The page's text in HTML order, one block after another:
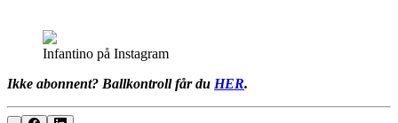
Infantino på Instagram
Ikke abonnent? Ballkontroll får du HER.